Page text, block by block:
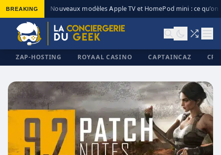
BREAKING Nouveaux modèles Apple TV et HomePod mini : ce qu’on
ZAP-HOSTING ROYAAL CASINO CAPTAINCAZ
✕